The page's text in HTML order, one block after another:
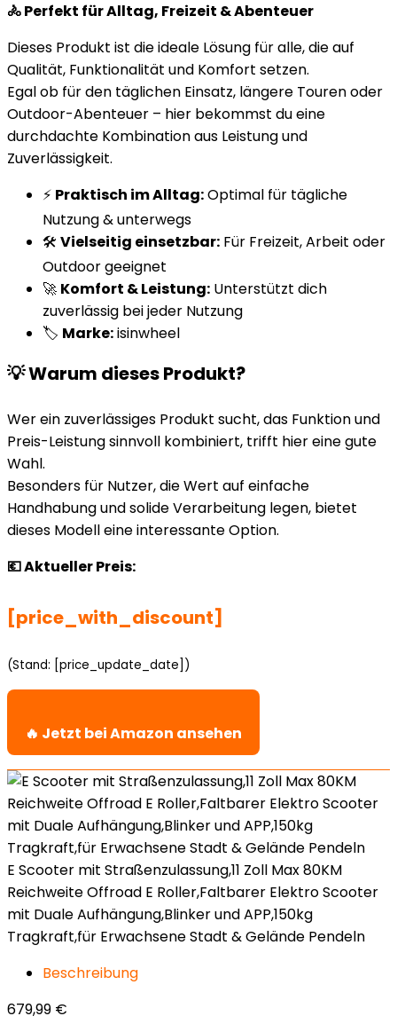
🚴 Perfekt für Alltag, Freizeit & Abenteuer
Dieses Produkt ist die ideale Lösung für alle, die auf
Qualität, Funktionalität und Komfort setzen.
Egal ob für den täglichen Einsatz, längere Touren oder
Outdoor-Abenteuer – hier bekommst du eine
durchdachte Kombination aus Leistung und
Zuverlässigkeit.
⚡ Praktisch im Alltag:Optimal für tägliche
Nutzung & unterwegs
🛠️ Vielseitig einsetzbar: Für Freizeit, Arbeit oder
Outdoor geeignet
🚀 Komfort & Leistung: Unterstützt dich
zuverlässig bei jeder Nutzung
🏷️ Marke:isinwheel
💡 Warum dieses Produkt?
Wer ein zuverlässiges Produkt sucht, das Funktion und
Preis-Leistung sinnvoll kombiniert, trifft hier eine gute
Wahl.
Besonders für Nutzer, die Wert auf einfache
Handhabung und solide Verarbeitung legen, bietet
dieses Modell eine interessante Option.
💶 Aktueller Preis:
[price_with_discount]
(Stand: [price_update_date])
🔥 Jetzt bei Amazon ansehen
E Scooter mit Straßenzulassung,11 Zoll Max 80KM
Reichweite Offroad E Roller,Faltbarer Elektro Scooter
mit Duale Aufhängung,Blinker und APP,150kg
Tragkraft,für Erwachsene Stadt & Gelände Pendeln
Beschreibung
679,99 €